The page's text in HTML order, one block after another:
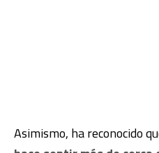
Asimismo, ha reconocido